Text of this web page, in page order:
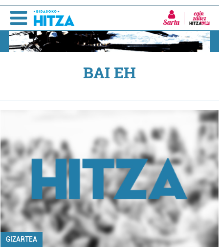
Sartu
BAI EH
GIZARTEA